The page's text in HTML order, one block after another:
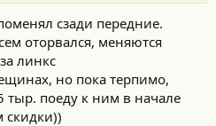
сзади передние.
оторвался, меняются
линкс
но пока терпимо,
тыр. поеду к ним в начале